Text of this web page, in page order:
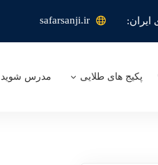
safarsanji.ir
پکیج های طلایی مدرس شوید